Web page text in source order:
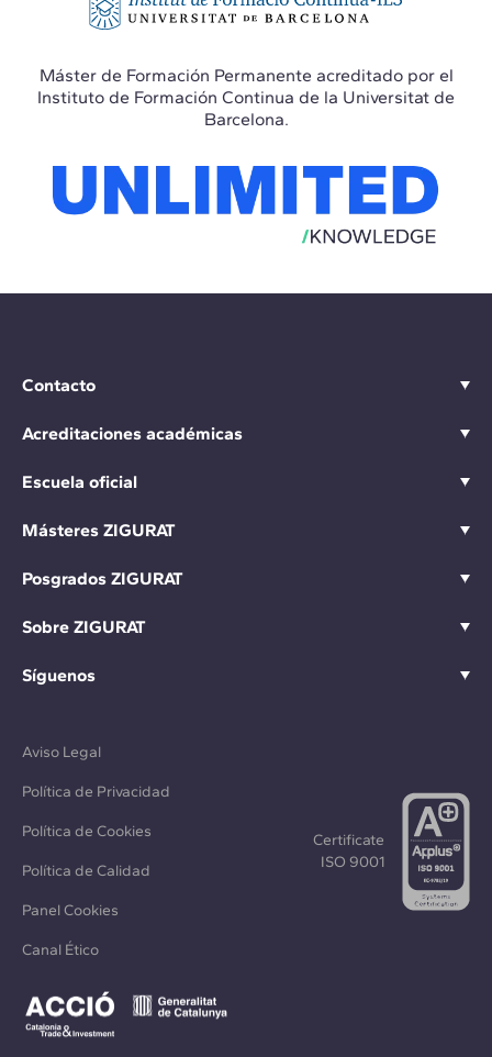
Máster de Formación Permanente acreditado por el
Instituto de Formación Continua de la Universitat de
Barcelona.
Contacto
Acreditaciones académicas
Escuela oficial
Másteres ZIGURAT
Posgrados ZIGURAT
Sobre ZIGURAT
Síguenos
Aviso Legal
Política de Privacidad
Política de Cookies
Política de Calidad
Panel Cookies
Canal Ético
Certificate
ISO 9001